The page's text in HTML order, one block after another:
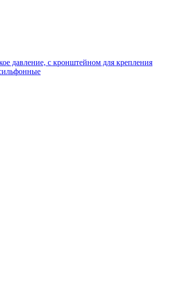
давление, с кронштейном для крепления